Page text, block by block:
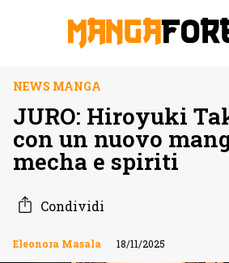
NEWS MANGA
JURO: Hiroyuki
con un nuovo
mecha e spiriti
Condividi
Eleonora Masala 18/11/2025